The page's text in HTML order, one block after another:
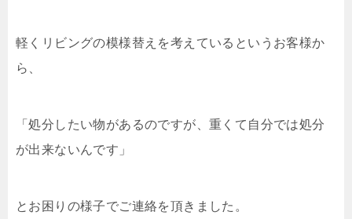
軽くリビングの模様替えを考えているというお客様か
ら、
「処分したい物があるのですが、重くて自分では処分
が出来ないんです」
とお困りの様子でご連絡を頂きました。